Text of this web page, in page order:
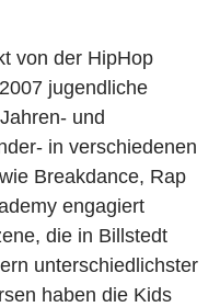
von der HipHop
jugendliche
und
in verschiedenen
Breakdance, Rap
engagiert
die in Billstedt
unterschiedlichster
haben die Kids